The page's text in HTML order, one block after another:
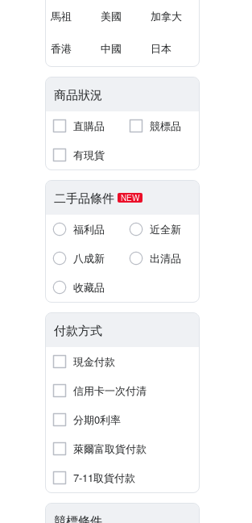
馬祖 美國 加拿大
香港 中國 日本
商品狀況
直購品
競標品
有現貨
二手品條件 NEW
福利品
近全新
八成新
出清品
收藏品
付款方式
現金付款
信用卡一次付清
分期0利率
萊爾富取貨付款
7-11取貨付款